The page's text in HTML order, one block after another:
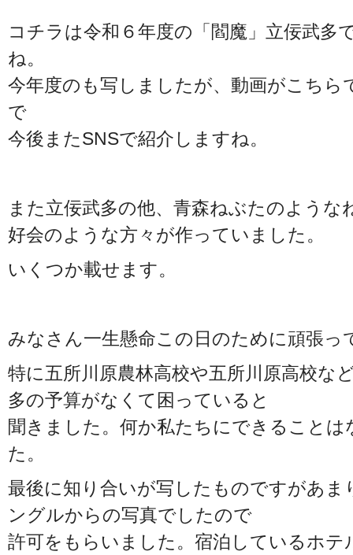
コチラは令和６年度の「閻魔」立佞武多
ね。
今年度のも写しましたが、動画がこち
で
今後またSNSで紹介しますね。
また立佞武多の他、青森ねぶたのような
好会のような方々が作っていました。
いくつか載せます。
みなさん一生懸命この日のために頑張っ
特に五所川原農林高校や五所川原高校な
多の予算がなくて困っていると
聞きました。何か私たちにできること
た。
最後に知り合いが写したものですがあ
ングルからの写真でしたので
許可をもらいました。宿泊しているホテ